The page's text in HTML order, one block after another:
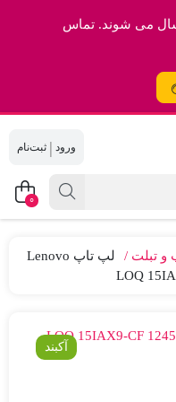
می شوند. تماس
|
0
و تبلت
لپ تاپ Lenovo
آکبند